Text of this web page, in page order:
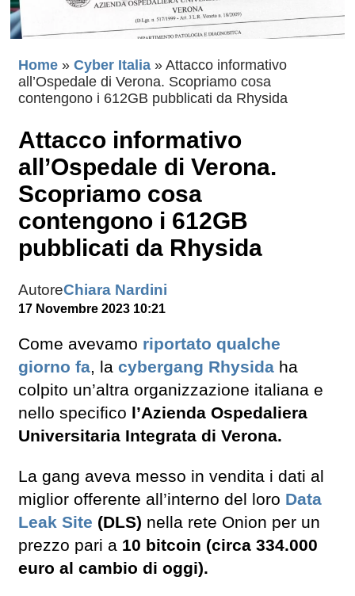
Home » Cyber Italia » Attacco informativo
all’Ospedale di Verona. Scopriamo cosa
contengono i 612GB pubblicati da Rhysida
Attacco informativo
all’Ospedale di Verona.
Scopriamo cosa
contengono i 612GB
pubblicati da Rhysida
AutoreChiara Nardini
17 Novembre 2023 10:21
Come avevamo riportato qualche
giorno fa, la cybergang Rhysida ha
colpito un’altra organizzazione italiana e
nello specifico l’Azienda Ospedaliera
Universitaria Integrata di Verona.
La gang aveva messo in vendita i dati al
miglior offerente all’interno del loro Data
Leak Site (DLS) nella rete Onion per un
prezzo pari a 10 bitcoin (circa 334.000
euro al cambio di oggi).